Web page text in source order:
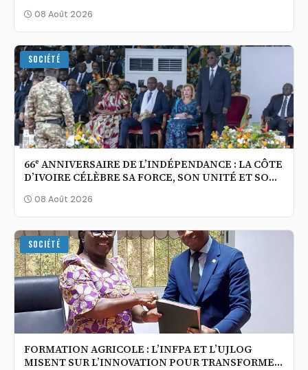
08 Août 2026
SOCIÉTÉ
66ᵉ ANNIVERSAIRE DE L’INDÉPENDANCE : LA CÔTE
D’IVOIRE CÉLÈBRE SA FORCE, SON UNITÉ ET SON
08 Août 2026
SOCIÉTÉ
FORMATION AGRICOLE : L’INFPA ET L’UJLOG
MISENT SUR L’INNOVATION POUR TRANSFORMER